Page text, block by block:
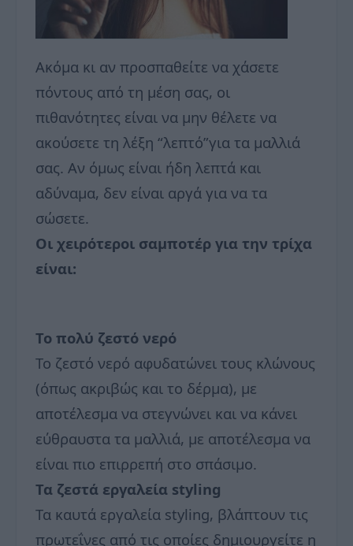
Ακόμα κι αν προσπαθείτε να χάσετε
πόντους από τη μέση σας, οι
πιθανότητες είναι να μην θέλετε να
ακούσετε τη λέξη “λεπτό”για τα μαλλιά
σας. Αν όμως είναι ήδη λεπτά και
αδύναμα, δεν είναι αργά για να τα
σώσετε.
Οι χειρότεροι σαμποτέρ για την τρίχα
είναι:
Το πολύ ζεστό νερό
Το ζεστό νερό αφυδατώνει τους κλώνους
(όπως ακριβώς και το δέρμα), με
αποτέλεσμα να στεγνώνει και να κάνει
εύθραυστα τα μαλλιά, με αποτέλεσμα να
είναι πιο επιρρεπή στο σπάσιμο.
Τα ζεστά εργαλεία styling
Τα καυτά εργαλεία styling, βλάπτουν τις
πρωτεΐνες από τις οποίες δημιουργείτε η